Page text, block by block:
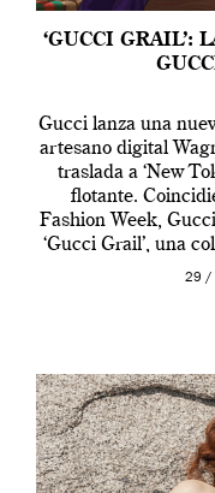
‘GUCCI GRAIL’:
Gucci lanza una
artesano digital
traslada a ‘New
flotante.
Fashion Week,
‘Gucci Grail’, una
Alessandro
29 /